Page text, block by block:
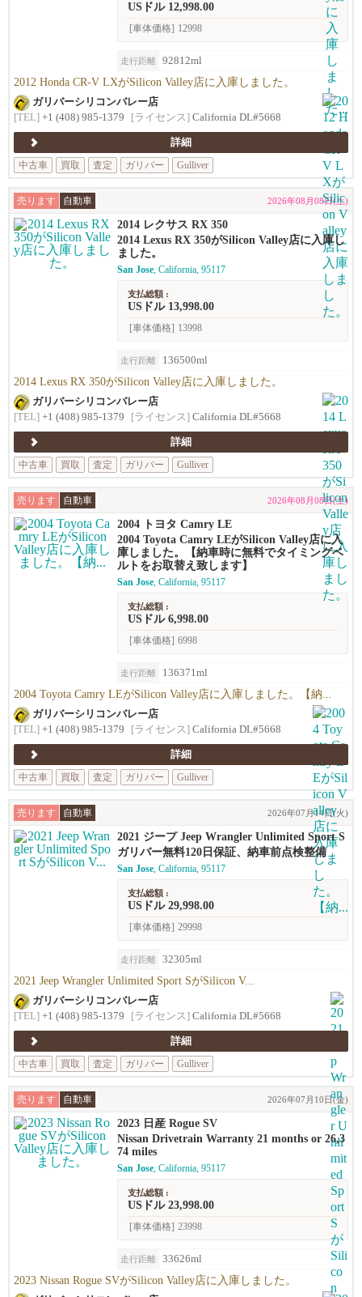
USドル 12,998.00
[車体価格] 12998
走行距離 92812ml
2012 Honda CR-V LXがSilicon Valley店に入庫しました。
ガリバーシリコンバレー店
[TEL] +1 (408) 985-1379 [ライセンス] California DL#5668
詳細
中古車
買取 査定 ガリバー Gulliver
売ります 自動車 2026年08月08日(土)
2014 レクサス RX 350
2014 Lexus RX 350がSilicon Valley店に入庫し
ました。
San Jose, California, 95117
支払総額 :
USドル 13,998.00
[車体価格] 13998
走行距離 136500ml
2014 Lexus RX 350がSilicon Valley店に入庫しました。
ガリバーシリコンバレー店
[TEL] +1 (408) 985-1379 [ライセンス] California DL#5668
詳細
中古車
買取 査定 ガリバー Gulliver
売ります 自動車 2026年08月08日(土)
2004 トヨタ Camry LE
2004 Toyota Camry LEがSilicon Valley店に入
庫しました。【納車時に無料でタイミングベ
ルトをお取替え致します】
San Jose, California, 95117
支払総額 :
USドル 6,998.00
[車体価格] 6998
走行距離 136371ml
2004 Toyota Camry LEがSilicon Valley店に入庫しました。【納...
ガリバーシリコンバレー店
[TEL] +1 (408) 985-1379 [ライセンス] California DL#5668
詳細
中古車
買取 査定 ガリバー Gulliver
売ります 自動車 2026年07月14日(火)
2021 ジープ Jeep Wrangler Unlimited Sport S
ガリバー無料120日保証、納車前点検整備
San Jose, California, 95117
支払総額 :
USドル 29,998.00
[車体価格] 29998
走行距離 32305ml
2021 Jeep Wrangler Unlimited Sport SがSilicon V...
ガリバーシリコンバレー店
[TEL] +1 (408) 985-1379 [ライセンス] California DL#5668
詳細
中古車
買取 査定 ガリバー Gulliver
売ります 自動車 2026年07月10日(金)
2023 日産 Rogue SV
Nissan Drivetrain Warranty 21 months or 26,3
74 miles
San Jose, California, 95117
支払総額 :
USドル 23,998.00
[車体価格] 23998
走行距離 33626ml
2023 Nissan Rogue SVがSilicon Valley店に入庫しました。